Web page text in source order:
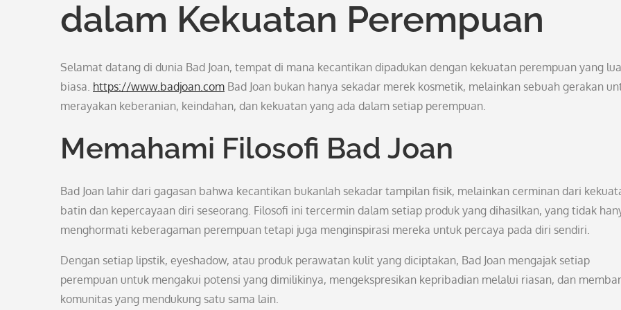
dalam Kekuatan Perempuan
Selamat datang di dunia Bad Joan, tempat di mana kecantikan dipadukan dengan kekuatan perempuan yang
biasa. https://www.badjoan.com Bad Joan bukan hanya sekadar merek kosmetik, melainkan sebuah gerakan
merayakan keberanian, keindahan, dan kekuatan yang ada dalam setiap perempuan.
Memahami Filosofi Bad Joan
Bad Joan lahir dari gagasan bahwa kecantikan bukanlah sekadar tampilan fisik, melainkan cerminan dari
batin dan kepercayaan diri seseorang. Filosofi ini tercermin dalam setiap produk yang dihasilkan, yang tidak
menghormati keberagaman perempuan tetapi juga menginspirasi mereka untuk percaya pada diri sendiri.
Dengan setiap lipstik, eyeshadow, atau produk perawatan kulit yang diciptakan, Bad Joan mengajak setiap
perempuan untuk mengakui potensi yang dimilikinya, mengekspresikan kepribadian melalui riasan, dan
komunitas yang mendukung satu sama lain.